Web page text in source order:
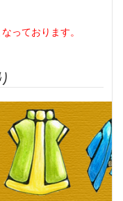
っております。